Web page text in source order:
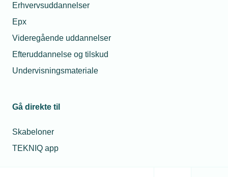
Erhvervsuddannelser
Epx
Videregående uddannelser
Efteruddannelse og tilskud
Undervisningsmateriale
Gå direkte til
Skabeloner
TEKNIQ app